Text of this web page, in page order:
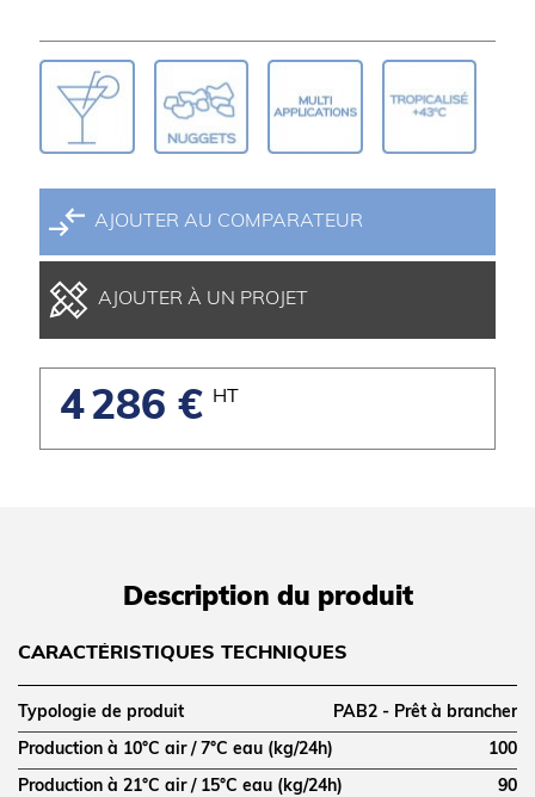
AJOUTER AU COMPARATEUR
AJOUTER À UN PROJET
4 286 € HT
Description du produit
CARACTÉRISTIQUES TECHNIQUES
Typologie de produit PAB2 - Prêt à brancher
Production à 10°C air / 7°C eau (kg/24h) 100
Production à 21°C air / 15°C eau (kg/24h) 90